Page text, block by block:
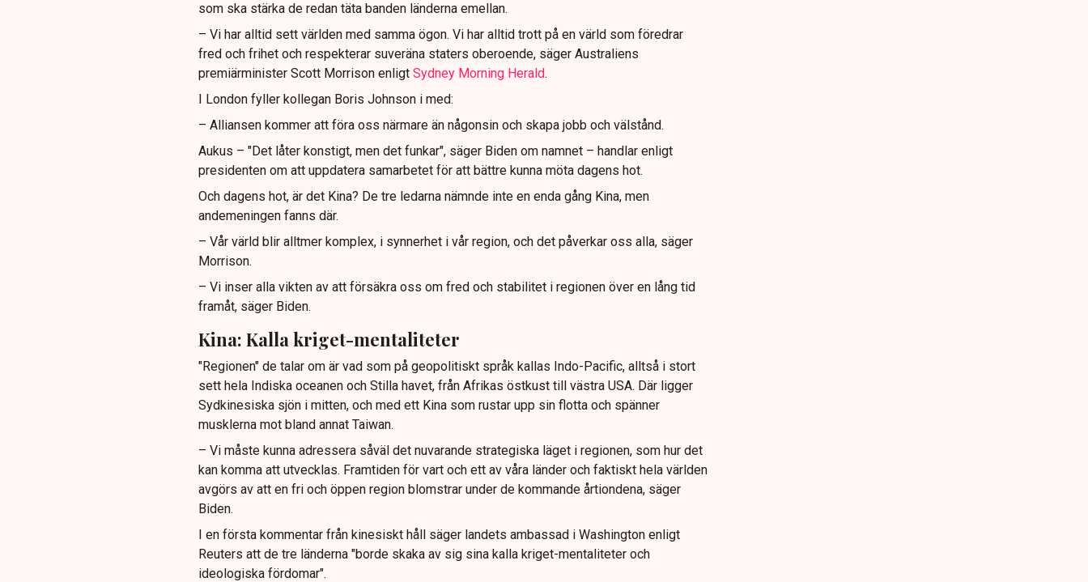
som ska stärka de redan täta banden länderna emellan.
– Vi har alltid sett världen med samma ögon. Vi har alltid trott på en värld som föredrar
fred och frihet och respekterar suveräna staters oberoende, säger Australiens
premiärminister Scott Morrison enligt Sydney Morning Herald.
I London fyller kollegan Boris Johnson i med:
– Alliansen kommer att föra oss närmare än någonsin och skapa jobb och välstånd.
Aukus – "Det låter konstigt, men det funkar", säger Biden om namnet – handlar enligt
presidenten om att uppdatera samarbetet för att bättre kunna möta dagens hot.
Och dagens hot, är det Kina? De tre ledarna nämnde inte en enda gång Kina, men
andemeningen fanns där.
– Vår värld blir alltmer komplex, i synnerhet i vår region, och det påverkar oss alla, säger
Morrison.
– Vi inser alla vikten av att försäkra oss om fred och stabilitet i regionen över en lång tid
framåt, säger Biden.
Kina: Kalla kriget-mentaliteter
"Regionen" de talar om är vad som på geopolitiskt språk kallas Indo-Pacific, alltså i stort
sett hela Indiska oceanen och Stilla havet, från Afrikas östkust till västra USA. Där ligger
Sydkinesiska sjön i mitten, och med ett Kina som rustar upp sin flotta och spänner
musklerna mot bland annat Taiwan.
– Vi måste kunna adressera såväl det nuvarande strategiska läget i regionen, som hur det
kan komma att utvecklas. Framtiden för vart och ett av våra länder och faktiskt hela världen
avgörs av att en fri och öppen region blomstrar under de kommande årtiondena, säger
Biden.
I en första kommentar från kinesiskt håll säger landets ambassad i Washington enligt
Reuters att de tre länderna "borde skaka av sig sina kalla kriget-mentaliteter och
ideologiska fördomar".